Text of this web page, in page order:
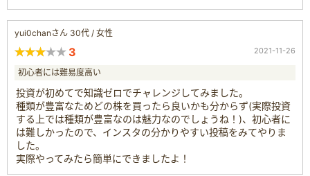
yui0chanさん 30代 / 女性
3 2021-11-26
初心者には難易度高い
投資が初めてで知識ゼロでチャレンジしてみました。
種類が豊富なためどの株を買ったら良いかも分からず(実際投資
する上では種類が豊富なのは魅力なのでしょうね！)、初心者に
は難しかったので、インスタの分かりやすい投稿をみてやりま
した。
実際やってみたら簡単にできましたよ！